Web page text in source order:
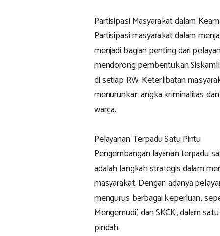
Partisipasi Masyarakat dalam
Partisipasi masyarakat dalam
menjadi bagian penting dari
mendorong pembentukan
di setiap RW. Keterlibatan
menurunkan angka kriminalitas
warga.
Pelayanan Terpadu Satu Pintu
Pengembangan layanan terpadu
adalah langkah strategis dalam
masyarakat. Dengan adanya
mengurus berbagai keperluan,
Mengemudi) dan SKCK, dalam
pindah.